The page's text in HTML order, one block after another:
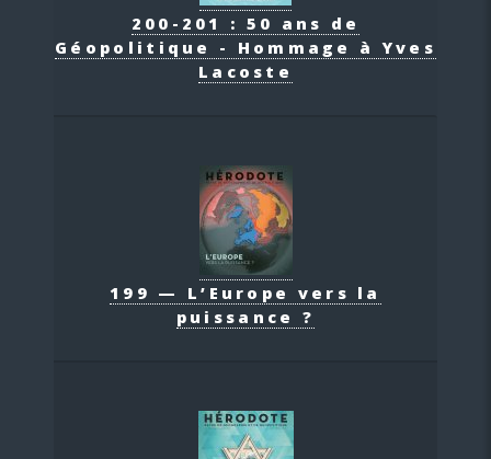
200-201 : 50 ans de
Géopolitique - Hommage à Yves
Lacoste
199 — L’Europe vers la
puissance ?